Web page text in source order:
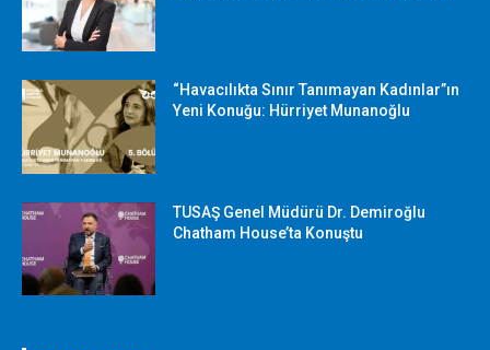
“Havacılıkta Sınır Tanımayan Kadınlar”ın
Yeni Konuğu: Hürriyet Munanoğlu
TUSAŞ Genel Müdürü Dr. Demiroğlu
Chatham House’ta Konuştu